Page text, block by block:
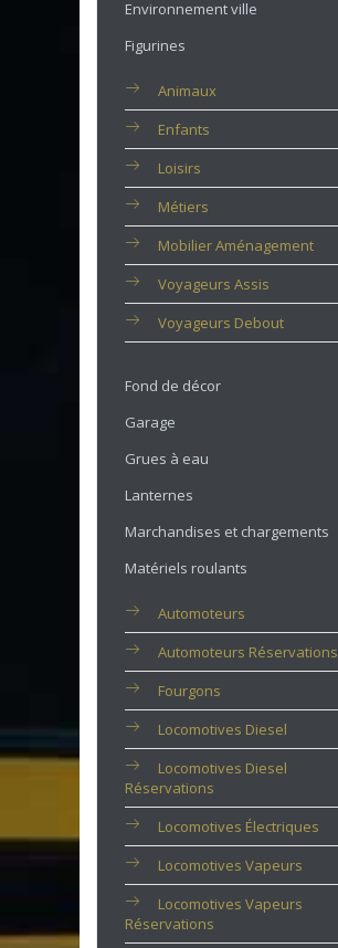
Environnement ville
Figurines
Animaux
Enfants
Loisirs
Métiers
Mobilier Aménagement
Voyageurs Assis
Voyageurs Debout
Fond de décor
Garage
Grues à eau
Lanternes
Marchandises et chargements
Matériels roulants
Automoteurs
Automoteurs Réservations
Fourgons
Locomotives Diesel
Locomotives Diesel
Réservations
Locomotives Électriques
Locomotives Vapeurs
Locomotives Vapeurs
Réservations